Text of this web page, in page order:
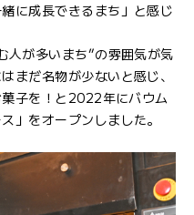
に成長できるまち」と感じ
人が多いまち”の雰囲気が気
まだ名物が少ないと感じ、
子を！と2022年にバウム
」をオープンしました。